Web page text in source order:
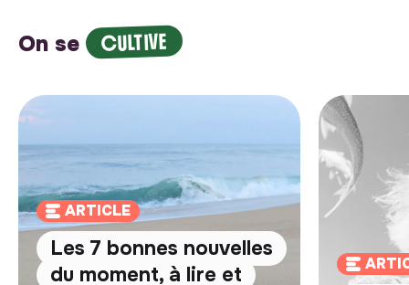
On se CULTIVE
ARTICLE
Les 7 bonnes nouvelles
du moment, à lire et